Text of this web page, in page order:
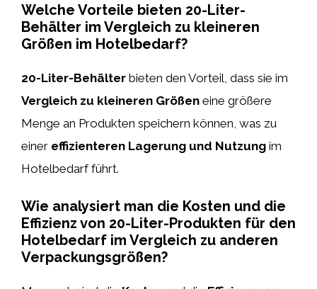
Welche Vorteile bieten 20-Liter-
Behälter im Vergleich zu kleineren
Größen im Hotelbedarf?
20-Liter-Behälter bieten den Vorteil, dass sie im
Vergleich zu kleineren Größen eine größere
Menge an Produkten speichern können, was zu
einer effizienteren Lagerung und Nutzung im
Hotelbedarf führt.
Wie analysiert man die Kosten und die
Effizienz von 20-Liter-Produkten für den
Hotelbedarf im Vergleich zu anderen
Verpackungsgrößen?